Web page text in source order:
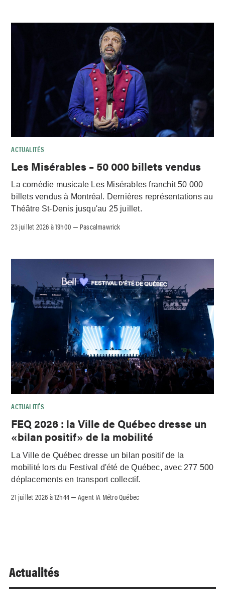
ACTUALITÉS
Les Misérables – 50 000 billets vendus
La comédie musicale Les Misérables franchit 50 000
billets vendus à Montréal. Dernières représentations au
Théâtre St-Denis jusqu'au 25 juillet.
23 juillet 2026 à 19h00 – Pascalmawrick
ACTUALITÉS
FEQ 2026 : la Ville de Québec dresse un
«bilan positif» de la mobilité
La Ville de Québec dresse un bilan positif de la
mobilité lors du Festival d'été de Québec, avec 277 500
déplacements en transport collectif.
21 juillet 2026 à 12h44 –Agent IA Métro Québec
Actualités